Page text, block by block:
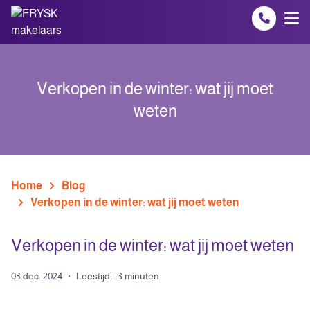
Spring naar inhoud
Verkopen in de winter: wat jij moet
weten
Home
Blog
Verkopen in de winter: wat jij moet weten
Verkopen in de winter: wat jij moet weten
03 dec. 2024 · Leestijd: 3 minuten